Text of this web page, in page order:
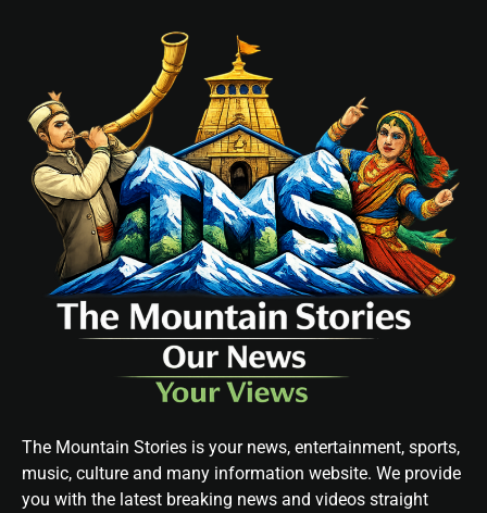
The Mountain Stories is your news, entertainment, sports,
music, culture and many information website. We provide
you with the latest breaking news and videos straight